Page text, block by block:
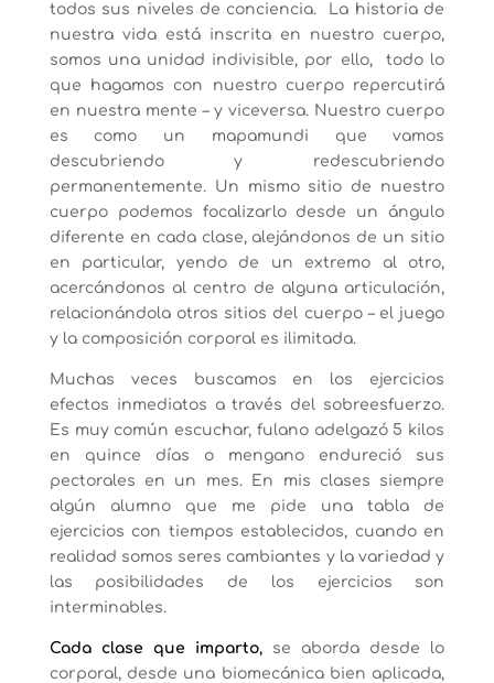
todos sus niveles de conciencia. La historia de
nuestra vida está inscrita en nuestro cuerpo,
somos una unidad indivisible, por ello, todo lo
que hagamos con nuestro cuerpo repercutirá
en nuestra mente – y viceversa. Nuestro cuerpo
es como un mapamundi que vamos
descubriendo y redescubriendo
permanentemente. Un mismo sitio de nuestro
cuerpo podemos focalizarlo desde un ángulo
diferente en cada clase, alejándonos de un sitio
en particular, yendo de un extremo al otro,
acercándonos al centro de alguna articulación,
relacionándola otros sitios del cuerpo – el juego
y la composición corporal es ilimitada.
Muchas veces buscamos en los ejercicios
efectos inmediatos a través del sobreesfuerzo.
Es muy común escuchar, fulano adelgazó 5 kilos
en quince días o mengano endureció sus
pectorales en un mes. En mis clases siempre
algún alumno que me pide una tabla de
ejercicios con tiempos establecidos, cuando en
realidad somos seres cambiantes y la variedad y
las posibilidades de los ejercicios son
interminables.
Cada clase que imparto,se aborda desde lo
corporal, desde una biomecánica bien aplicada,